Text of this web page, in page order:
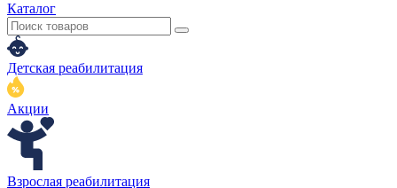
Каталог
Детская реабилитация
Акции
Взрослая реабилитация